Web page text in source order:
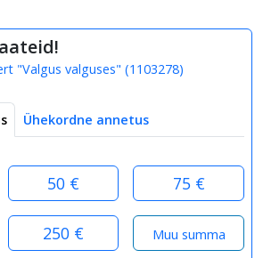
"Valgus valguses" (1103278)
Ühekordne annetus
50 € 75 €
250 €